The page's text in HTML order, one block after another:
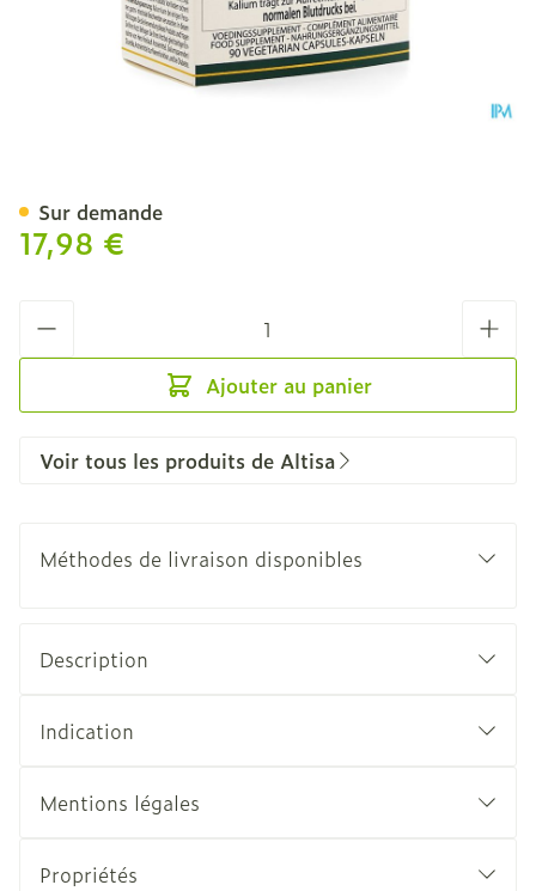
17,98 €
Ajouter au panier
Sur demande
Voir tous les produits de Altisa
Méthodes de livraison disponibles
Description
Indication
Mentions légales
Propriétés